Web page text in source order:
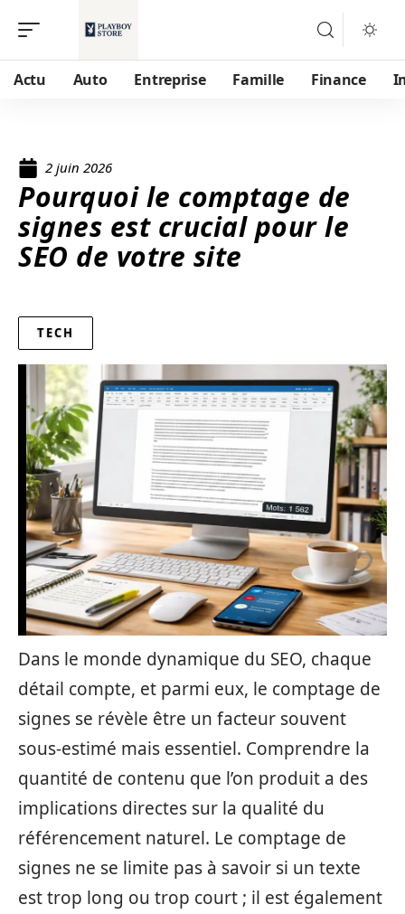
Actu Auto Entreprise Famille Finance
2 juin 2026
Pourquoi le comptage de
signes est crucial pour le
SEO de votre site
TECH
Dans le monde dynamique du SEO, chaque
détail compte, et parmi eux, le comptage de
signes se révèle être un facteur souvent
sous-estimé mais essentiel. Comprendre la
quantité de contenu que l’on produit a des
implications directes sur la qualité du
référencement naturel. Le comptage de
signes ne se limite pas à savoir si un texte
est trop long ou trop court ; il est également